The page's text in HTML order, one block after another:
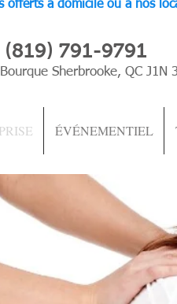
offerts à domicile ou à nos
(819) 791-9791
Sherbrooke, QC J1N
ÉVÉNEMENTIEL